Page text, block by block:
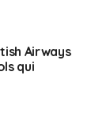
Airways
qui